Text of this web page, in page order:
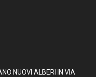
NUOVI ALBERI IN VIA